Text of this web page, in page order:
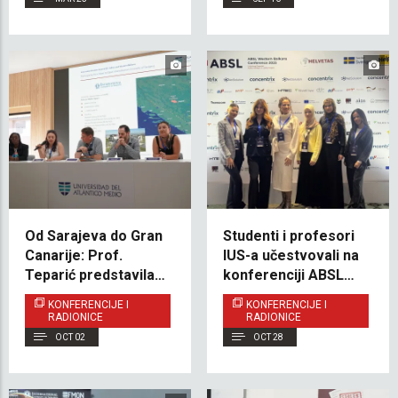
Od Sarajeva do Gran
Canarije: Prof.
Teparić predstavila
IUS na Međunarodnoj
sedmici na UNAM-u
KONFERENCIJE I
RADIONICE
OCT 02
Studenti i profesori
IUS-a učestvovali na
konferenciji ABSL
Western Balkans 2025
KONFERENCIJE I
RADIONICE
OCT 28